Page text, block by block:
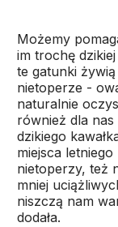
Możemy
im trochę
te gatunki
nietoperze -
naturalnie
również dla
dzikiego
miejsca
nietoperzy, też
mniej
niszczą nam
dodała.